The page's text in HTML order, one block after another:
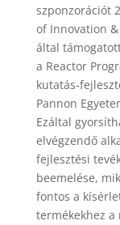
szponzorációt
of Innovation
által
a Reactor
kutatás-
Pannon
Ezáltal
elvégzendő
fejlesztési
beemelése,
fontos a
termékekhez a